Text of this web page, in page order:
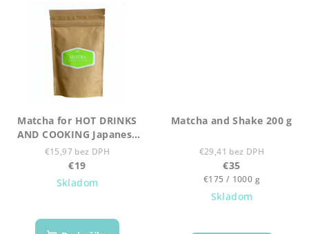
Matcha for HOT DRINKS
AND COOKING Japanese
Organic-90 g
€15,97 bez DPH
€19
Skladom
Matcha and Shake 200 g
€29,41 bez DPH
€35
Jednotková
cena:
€175 / 1000 g
Skladom